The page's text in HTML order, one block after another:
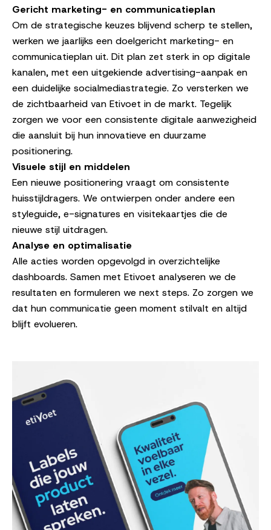
Gericht marketing- en communicatieplan
Om de strategische keuzes blijvend scherp te stellen,
werken we jaarlijks een doelgericht marketing- en
communicatieplan uit. Dit plan zet sterk in op digitale
kanalen, met een uitgekiende advertising-aanpak en
een duidelijke socialmediastrategie. Zo versterken we
de zichtbaarheid van Etivoet in de markt. Tegelijk
zorgen we voor een consistente digitale aanwezigheid
die aansluit bij hun innovatieve en duurzame
positionering.
Visuele stijl en middelen
Een nieuwe positionering vraagt om consistente
huisstijldragers. We ontwierpen onder andere een
styleguide, e-signatures en visitekaartjes die de
nieuwe stijl uitdragen.
Analyse en optimalisatie
Alle acties worden opgevolgd in overzichtelijke
dashboards. Samen met Etivoet analyseren we de
resultaten en formuleren we next steps. Zo zorgen we
dat hun communicatie geen moment stilvalt en altijd
blijft evolueren.